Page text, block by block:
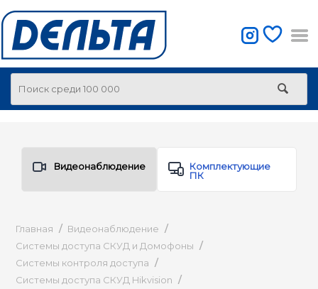
Видеонаблюдение
Комплектующие
ПК
Главная / Видеонаблюдение /
Системы доступа СКУД и Домофоны /
Системы контроля доступа /
Системы доступа СКУД Hikvision /